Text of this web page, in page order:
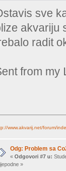
sve
akvariju
radit
from my
www.akvarij.net/forum/
Odg: Problem sa
« Odgovori #7 u:
»